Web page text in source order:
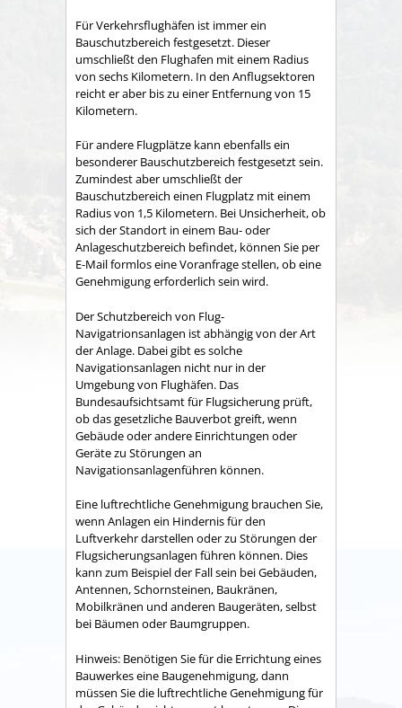
Für Verkehrsflughäfen ist immer ein
Bauschutzbereich festgesetzt. Dieser
umschließt den Flughafen mit einem Radius
von sechs Kilometern. In den Anflugsektoren
reicht er aber bis zu einer Entfernung von 15
Kilometern.
Für andere Flugplätze kann ebenfalls ein
besonderer Bauschutzbereich festgesetzt sein.
Zumindest aber umschließt der
Bauschutzbereich einen Flugplatz mit einem
Radius von 1,5 Kilometern. Bei Unsicherheit, ob
sich der Standort in einem Bau- oder
Anlageschutzbereich befindet, können Sie per
E-Mail formlos eine Voranfrage stellen, ob eine
Genehmigung erforderlich sein wird.
Der Schutzbereich von Flug-
Navigatrionsanlagen ist abhängig von der Art
derAnlage. Dabei gibt es solche
Navigationsanlagen nicht nur in der
Umgebung von Flughäfen. Das
Bundesaufsichtsamt für Flugsicherung prüft,
ob das gesetzliche Bauverbot greift, wenn
Gebäude oder andere Einrichtungen oder
Geräte zu Störungen an
Navigationsanlagenführen können.
Eine luftrechtliche Genehmigung brauchen Sie,
wenn Anlagen ein Hindernis für den
Luftverkehr darstellen oder zu Störungen der
Flugsicherungsanlagen führen können. Dies
kann zum Beispiel der Fall sein bei Gebäuden,
Antennen, Schornsteinen, Baukränen,
Mobilkränen und anderen Baugeräten, selbst
bei Bäumen oder Baumgruppen.
Hinweis: Benötigen Sie für die Errichtung eines
Bauwerkes eine Baugenehmigung, dann
müssen Sie die luftrechtliche Genehmigung für